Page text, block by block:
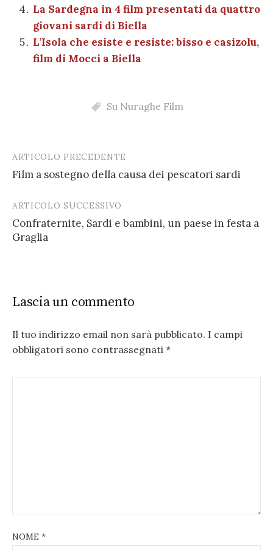
La Sardegna in 4 film presentati da quattro
giovani sardi di Biella
L’Isola che esiste e resiste: bisso e casizolu,
film di Mocci a Biella
Su Nuraghe Film
Post
navigation
ARTICOLO PRECEDENTE
Film a sostegno della causa dei pescatori sardi
ARTICOLO SUCCESSIVO
Confraternite, Sardi e bambini, un paese in festa a
Graglia
Lascia un commento
Il tuo indirizzo email non sarà pubblicato. I campi
obbligatori sono contrassegnati *
NOME *